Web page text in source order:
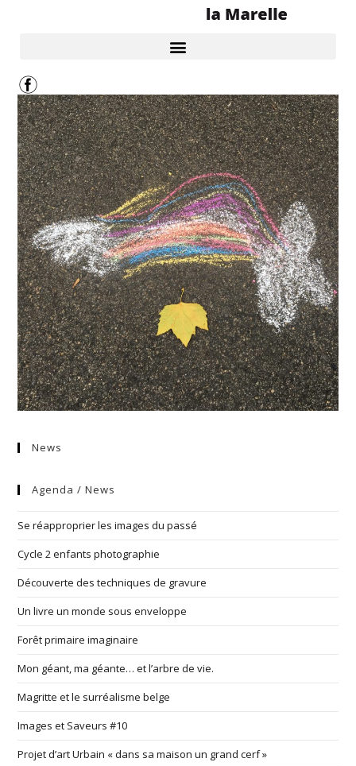
News
Agenda / News
Se réapproprier les images du passé
Cycle 2 enfants photographie
Découverte des techniques de gravure
Un livre un monde sous enveloppe
Forêt primaire imaginaire
Mon géant, ma géante… et l’arbre de vie.
Magritte et le surréalisme belge
Images et Saveurs #10
Projet d’art Urbain « dans sa maison un grand cerf »